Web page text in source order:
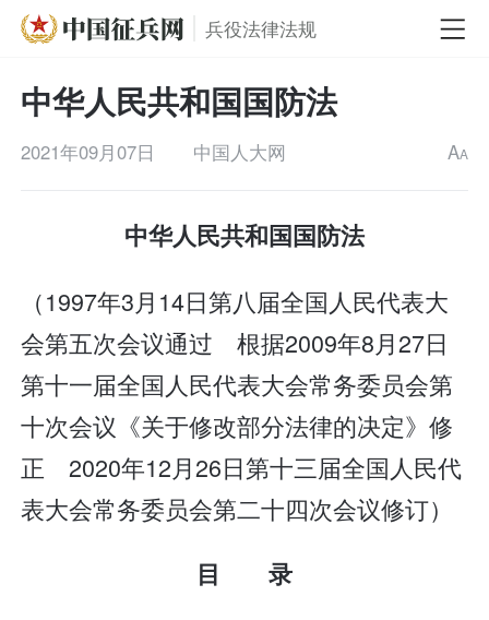
兵役法律法规
中华人民共和国国防法
2021年09月07日 中国人大网 AA
中华人民共和国国防法
（1997年3月14日第八届全国人民代表大
会第五次会议通过 根据2009年8月27日
第十一届全国人民代表大会常务委员会第
十次会议《关于修改部分法律的决定》修
正 2020年12月26日第十三届全国人民代
表大会常务委员会第二十四次会议修订）
目 录